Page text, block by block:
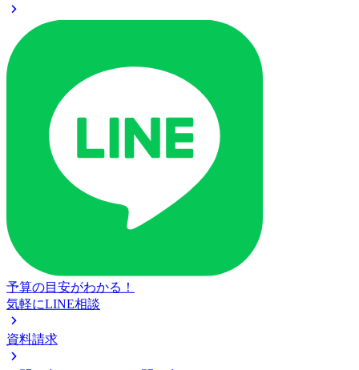
予算の目安がわかる！
気軽にLINE相談
資料請求